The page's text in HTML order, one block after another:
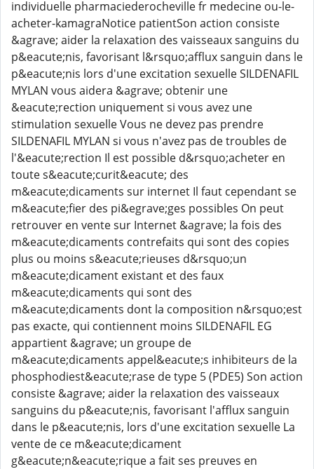
individuelle pharmaciederocheville fr medecine ou-le-
acheter-kamagraNotice patientSon action consiste
&agrave; aider la relaxation des vaisseaux sanguins du
p&eacute;nis, favorisant l&rsquo;afflux sanguin dans le
p&eacute;nis lors d'une excitation sexuelle SILDENAFIL
MYLAN vous aidera &agrave; obtenir une
&eacute;rection uniquement si vous avez une
stimulation sexuelle Vous ne devez pas prendre
SILDENAFIL MYLAN si vous n'avez pas de troubles de
l'&eacute;rection Il est possible d&rsquo;acheter en
toute s&eacute;curit&eacute; des
m&eacute;dicaments sur internet Il faut cependant se
m&eacute;fier des pi&egrave;ges possibles On peut
retrouver en vente sur Internet &agrave; la fois des
m&eacute;dicaments contrefaits qui sont des copies
plus ou moins s&eacute;rieuses d&rsquo;un
m&eacute;dicament existant et des faux
m&eacute;dicaments qui sont des
m&eacute;dicaments dont la composition n&rsquo;est
pas exacte, qui contiennent moins SILDENAFIL EG
appartient &agrave; un groupe de
m&eacute;dicaments appel&eacute;s inhibiteurs de la
phosphodiest&eacute;rase de type 5 (PDE5) Son action
consiste &agrave; aider la relaxation des vaisseaux
sanguins du p&eacute;nis, favorisant l'afflux sanguin
dans le p&eacute;nis, lors d'une excitation sexuelle La
vente de ce m&eacute;dicament
g&eacute;n&eacute;rique a fait ses preuves en